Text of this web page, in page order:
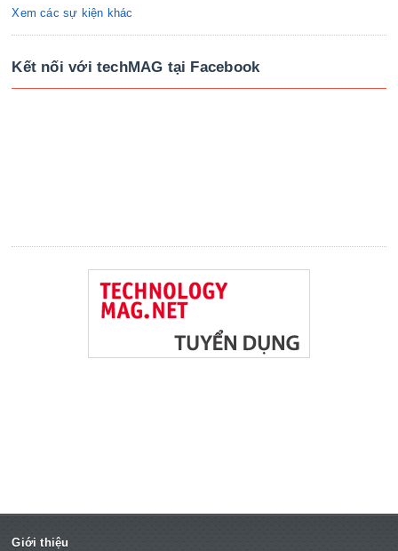
Xem các sự kiện khác
Kết nối với techMAG tại Facebook
Giới thiệu